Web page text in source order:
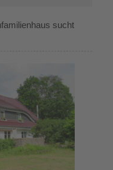
sucht